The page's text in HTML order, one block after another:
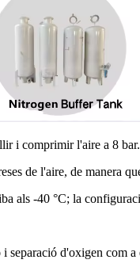
i comprimir l'aire a 8 bar.
de l'aire, de manera
als -40 °C; la
d'oxigen com a